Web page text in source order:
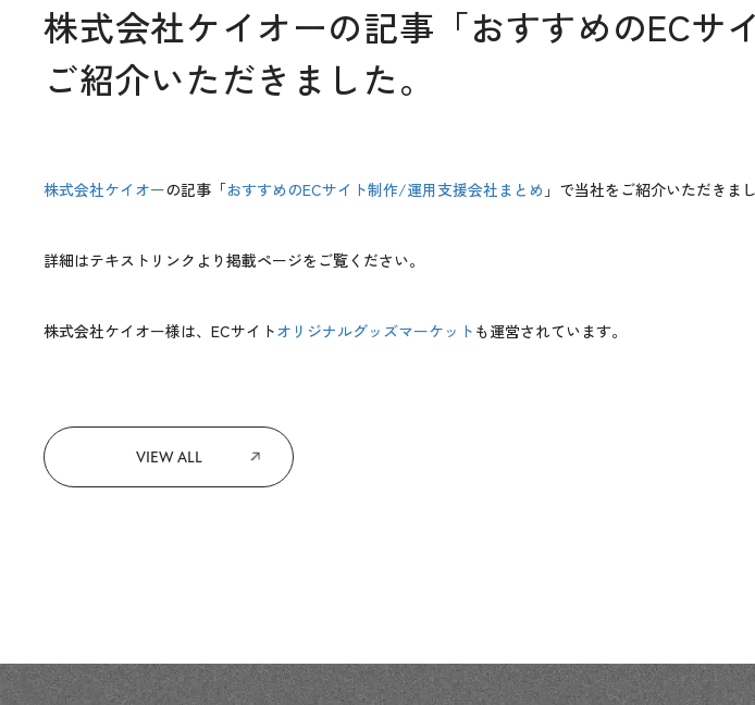
株式会社ケイオーの記事「おすすめのEC
ご紹介いただきました。
株式会社ケイオーの記事「おすすめのECサイト制作/運用支援会社まとめ 」で当社をご紹介いただきまし
詳細はテキストリンクより掲載ページをご覧ください。
株式会社ケイオー様は、ECサイトオリジナルグッズマーケット も運営されています。
VIEW ALL